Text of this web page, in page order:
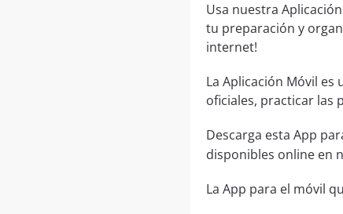
Usa nuestra
tu preparación y
internet!
La Aplicación Móvil
oficiales, practicar las
Descarga esta App
disponibles online en
La App para el móvil